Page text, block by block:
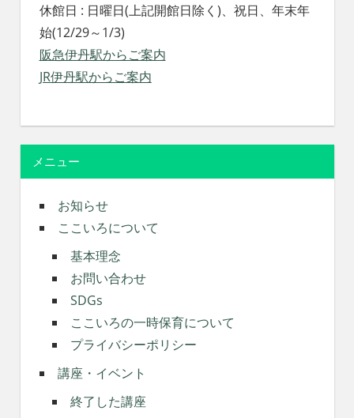
休館日 : 日曜日(上記開館日除く)、祝日、年末年
始(12/29～1/3)
阪急伊丹駅からご案内
JR伊丹駅からご案内
メニュー
お知らせ
ここいろについて
基本理念
お問い合わせ
SDGs
ここいろの一時保育について
プライバシーポリシー
講座・イベント
終了した講座